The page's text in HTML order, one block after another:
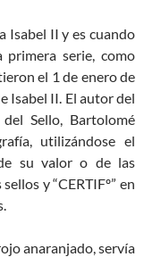
Isabel II y es cuando
primera serie, como
el 1 de enero de
Isabel II. El autor del
Sello, Bartolomé
utilizándose el
su valor o de las
y “CERTIFº” en
anaranjado, servía